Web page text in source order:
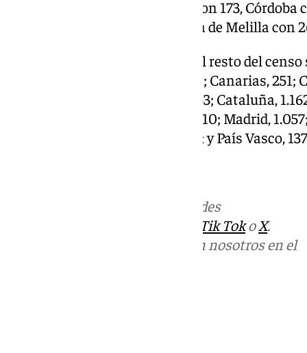
237, Almería con 178, Granada con 173,
84, la ciudad de Ceuta con 33 y la de Melilla con
Por comunidades autónomas, el resto del
Asturias, 137; Islas Baleares, 251; Canarias,
Mancha, 299; Castilla y León, 353; Cataluña,
La Rioja, 35; Región de Murcia, 310; Madrid,
93; Comunidad Valenciana, 707; y País Vasco,
en las redes
Tik TokoX.
Puedes ponerte en contacto con nosotros en el